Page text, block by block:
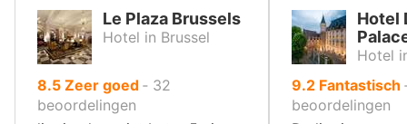
Le Plaza Brussels
Hotel in Brussel
8.5uit
10
Zeer goed ‐ 32
beoordelingen
Hotel
Hotel
9.2 uit
10
Fantastisch
beoordelingen